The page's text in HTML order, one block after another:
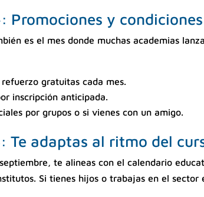
Promociones y
es el mes donde muchas academias
refuerzo gratuitas cada mes.
inscripción anticipada.
por grupos o si vienes con un amigo.
Te adaptas al ritmo del
te alineas con el calendario
Si tienes hijos o trabajas en el